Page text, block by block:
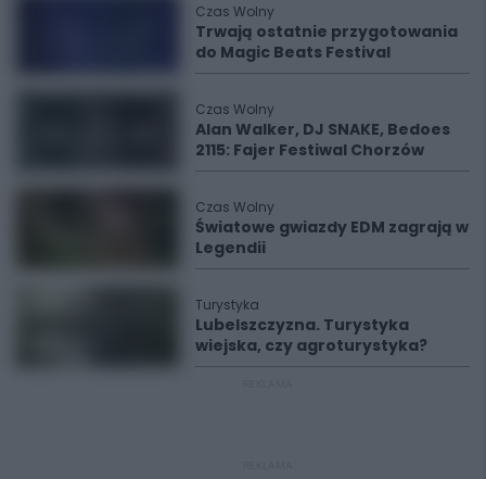
Czas Wolny
Trwają ostatnie przygotowania
do Magic Beats Festival
Czas Wolny
Alan Walker, DJ SNAKE, Bedoes
2115: Fajer Festiwal Chorzów
Czas Wolny
Światowe gwiazdy EDM zagrają w
Legendii
Turystyka
Lubelszczyzna. Turystyka
wiejska, czy agroturystyka?